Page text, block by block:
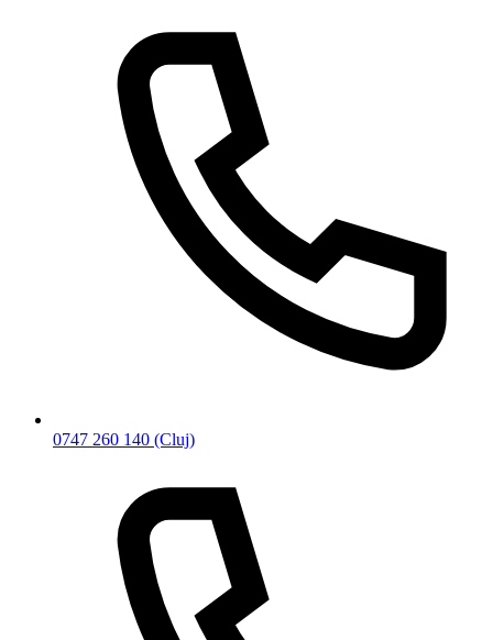
0747 260 140 (Cluj)